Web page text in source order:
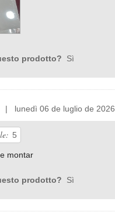
prodotto? Sì
lunedì 06 de luglio de 2026
5
montar
prodotto? Sì